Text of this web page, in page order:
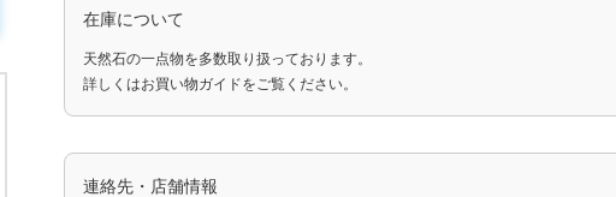
在庫について
天然石の一点物を多数取り扱っております。
詳しくはお買い物ガイドをご覧ください。
連絡先・店舗情報